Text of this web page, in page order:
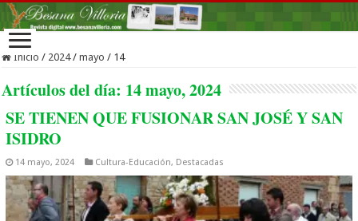
Inicio / 2024 / mayo / 14
Artículos del día: 14 mayo, 2024
SE TIENEN QUE FUSIONAR SAN JOSÉ Y SAN
ISIDRO
14 mayo, 2024 Cultura-Educación, Destacadas